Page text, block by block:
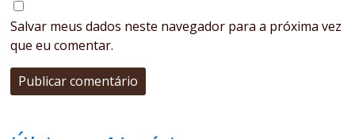
Salvar meus dados neste navegador para a próxima vez
que eu comentar.